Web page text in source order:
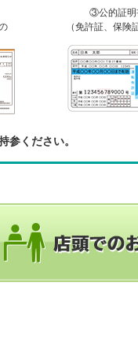
③公的証明
（免許証、保険
参ください。